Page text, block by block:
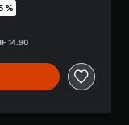
d'origine de CHF
%
14.90